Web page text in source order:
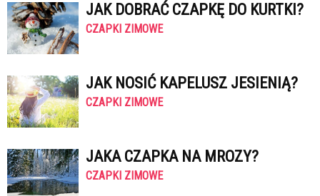
JAK DOBRAĆ CZAPKĘ DO KURTKI?
CZAPKI ZIMOWE
JAK NOSIĆ KAPELUSZ JESIENIĄ?
CZAPKI ZIMOWE
JAKA CZAPKA NA MROZY?
CZAPKI ZIMOWE